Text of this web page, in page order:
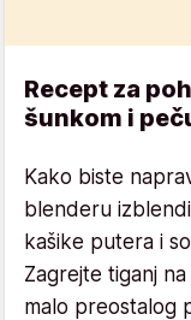
Recept za
šunkom i
Kako biste
blenderu
kašike putera i
Zagrejte tiganj
malo preostalog